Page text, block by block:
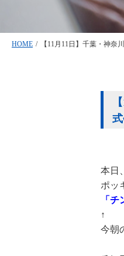
HOME / 【11月11日】千葉・神
本日
ポッ
「チ
↑
今朝